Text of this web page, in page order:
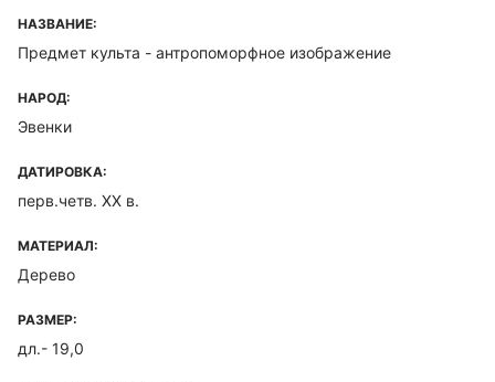
НАЗВАНИЕ:
Предмет культа - антропоморфное изображение
НАРОД:
Эвенки
ДАТИРОВКА:
перв.четв. XX в.
МАТЕРИАЛ:
Дерево
РАЗМЕР:
дл.- 19,0